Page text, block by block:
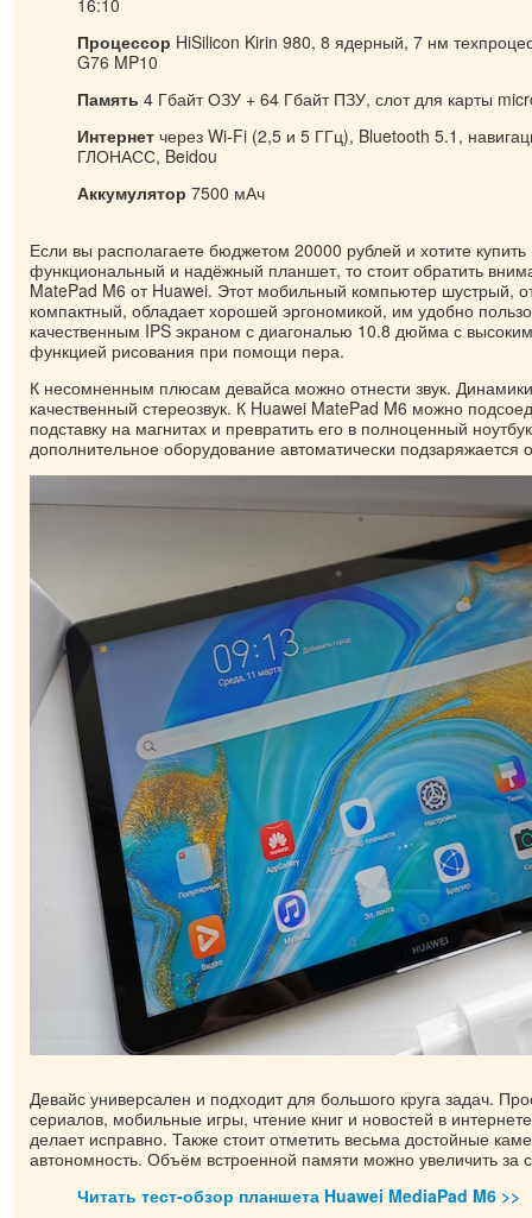
Процессор HiSilicon Kirin 980, 8 ядерный, 7 нм
G76 MP10
Память 4 Гбайт ОЗУ + 64 Гбайт ПЗУ, слот для карты
Интернет через Wi-Fi (2,5 и 5 ГГц), Bluetooth 5.1,
ГЛОНАСС, Beidou
Аккумулятор 7500 мАч
Если вы располагаете бюджетом 20000 рублей и хотите
функциональный и надёжный планшет, то стоит обратить
MatePad M6 от Huawei. Этот мобильный компьютер шустрый,
компактный, обладает хорошей эргономикой, им удобно
качественным IPS экраном с диагональю 10.8 дюйма с
функцией рисования при помощи пера.
К несомненным плюсам девайса можно отнести звук.
качественный стереозвук. К Huawei MatePad M6 можно
подставку на магнитах и превратить его в полноценный
дополнительное оборудование автоматически подзаряжается
Девайс универсален и подходит для большого круга задач.
сериалов, мобильные игры, чтение книг и новостей в
делает исправно. Также стоит отметить весьма достойные
автономность. Объём встроенной памяти можно увеличить за
Читать тест-обзор планшета Huawei MediaPad M6 >>